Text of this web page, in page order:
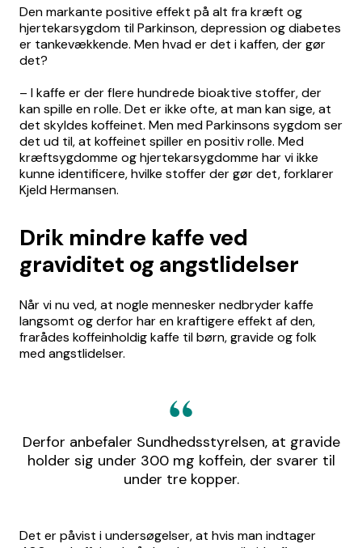
Den markante positive effekt på alt fra kræft og
hjertekarsygdom til Parkinson, depression og diabetes
er tankevækkende. Men hvad er det i kaffen, der gør
det?
– I kaffe er der flere hundrede bioaktive stoffer, der
kan spille en rolle. Det er ikke ofte, at man kan sige, at
det skyldes koffeinet. Men med Parkinsons sygdom ser
det ud til, at koffeinet spiller en positiv rolle. Med
kræftsygdomme og hjertekarsygdomme har vi ikke
kunne identificere, hvilke stoffer der gør det, forklarer
Kjeld Hermansen.
Drik mindre kaffe ved
graviditet og angstlidelser
Når vi nu ved, at nogle mennesker nedbryder kaffe
langsomt og derfor har en kraftigere effekt af den,
frarådes koffeinholdig kaffe til børn, gravide og folk
med angstlidelser.
Derfor anbefaler Sundhedsstyrelsen, at gravide
holder sig under 300 mg koffein, der svarer til
under tre kopper.
Det er påvist i undersøgelser, at hvis man indtager